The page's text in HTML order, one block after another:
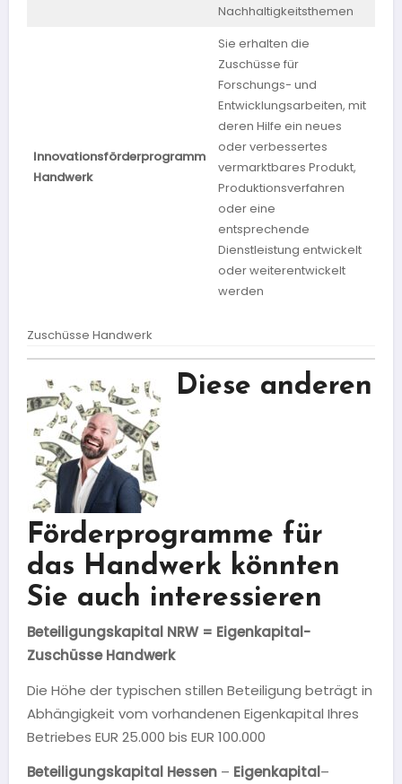
Nachhaltigkeitsthemen
Innovationsförderprogramm
Handwerk
Sie erhalten die
Zuschüsse für
Forschungs- und
Entwicklungsarbeiten, mit
deren Hilfe ein neues
oder verbessertes
vermarktbares Produkt,
Produktionsverfahren
oder eine
entsprechende
Dienstleistung entwickelt
oder weiterentwickelt
werden
Zuschüsse Handwerk
Diese anderen
Förderprogramme für
das Handwerk könnten
Sie auch interessieren
Beteiligungskapital NRW = Eigenkapital-
Zuschüsse Handwerk
Die Höhe der typischen stillen Beteiligung beträgt in
Abhängigkeit vom vorhandenen Eigenkapital Ihres
Betriebes EUR 25.000 bis EUR 100.000
Beteiligungskapital Hessen– Eigenkapital–